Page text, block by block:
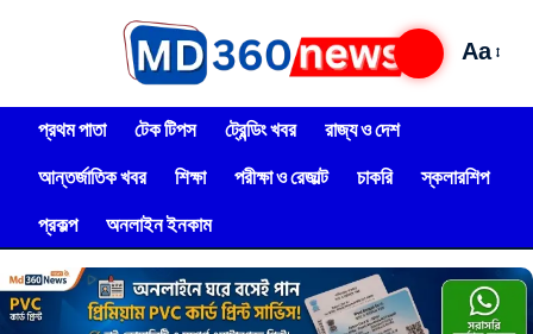
Aa
প্রথম পাতা টেক টিপস ট্রেন্ডিং খবর
রাজ্য ও দেশ
আন্তর্জাতিক খবর
শিক্ষা পরীক্ষা ও রেজাল্ট চাকরি
স্কলারশিপ
প্রকল্প
অনলাইন ইনকাম